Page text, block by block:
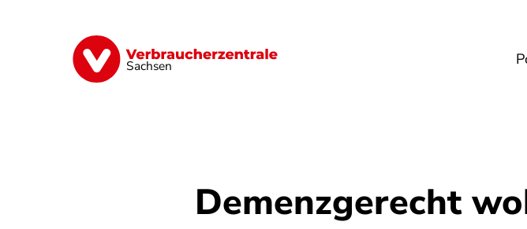
Sachsen
Vorsorge Verträge Geld & Versicherungen
Demenzgerecht